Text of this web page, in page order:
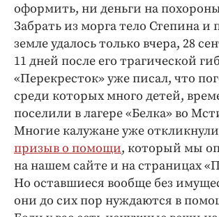
ПРОЕКТЫ
Блоги
Издания
Медиаперсона
Интересное чтиво
Клиника года
Бренд года
Работодатель года
оформить, ни деньги на
Забрать из морга тело Степина и
земле удалось только вчера, 28
11 дней после его трагической
«Перекресток» уже писал, что
среди которых много детей,
поселили в лагере «Белка» во
Многие калужане уже
призыв о помощи, который мы
на нашем сайте и на страницах
Но оставшиеся вообще без
они до сих пор нуждаются в